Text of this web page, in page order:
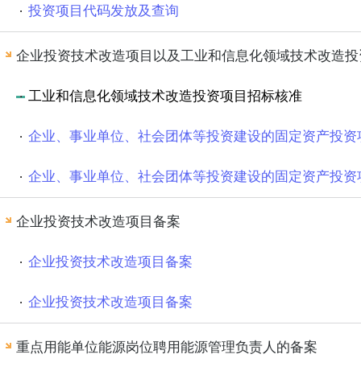
投资项目代码发放及查询
企业投资技术改造项目以及工业和信息化领域技术改造
工业和信息化领域技术改造投资项目招标核准
企业投资技术改造项目备案
企业投资技术改造项目备案
企业投资技术改造项目备案
重点用能单位能源岗位聘用能源管理负责人的备案